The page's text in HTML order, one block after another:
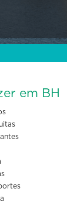
em BH